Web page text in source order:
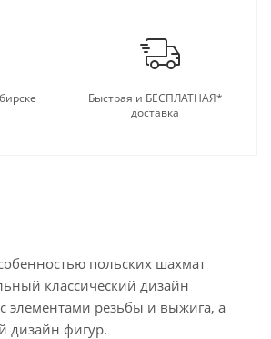
Быстрая и БЕСПЛАТНАЯ*
доставка
польских шахмат
классический дизайн
элементами резьбы и выжига, а
дизайн фигур.